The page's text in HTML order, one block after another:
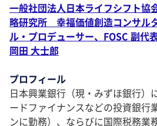
一般社団法人日本ライフシフト
略研究所 幸福価値創造コンサル
ル・プロデューサー、FOSC 副代
岡田 大士郎
プロフィール
日本興業銀行（現・みずほ銀行）
ードファイナンスなどの投資銀行
ンに勤務）、ならびに国際税務業